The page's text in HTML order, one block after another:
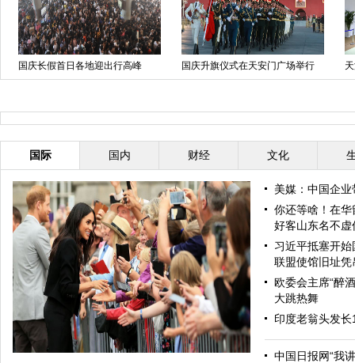
国庆长假首日各地迎出行高峰 国庆升旗仪式在天安门广场举行
国际 国内 财经 文化
美媒：中国企
你还等啥！在
好客山东名不虚
习近平抵塞开
联盟使馆旧址凭
欧委会主席“醉
大跳热舞
印度老翁头发
中国日报网“我